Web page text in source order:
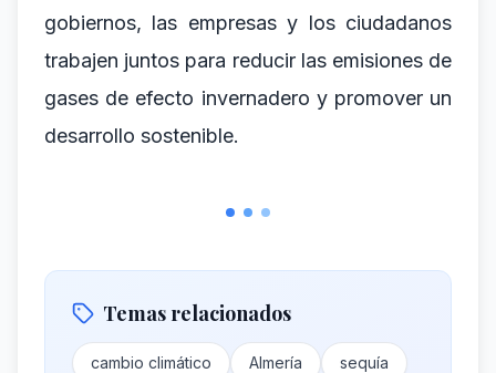
gobiernos, las empresas y los ciudadanos
trabajen juntos para reducir las emisiones de
gases de efecto invernadero y promover un
desarrollo sostenible.
Temas relacionados
cambio climático Almería sequía